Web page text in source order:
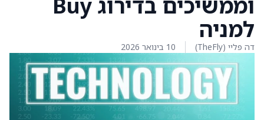
למניה
דה פליי (TheFly) 10 בינואר 2026